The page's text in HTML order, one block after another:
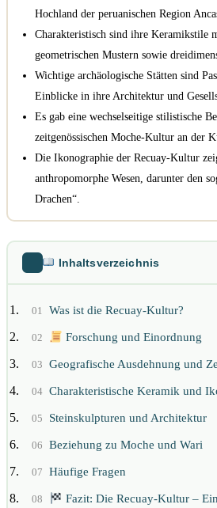
Hochland der peruanischen Region
Charakteristisch sind ihre Keramikstile
geometrischen Mustern sowie
Wichtige archäologische Stätten sind
Einblicke in ihre Architektur und
Es gab eine wechselseitige stilistische
zeitgenössischen Moche-Kultur an der
Die Ikonographie der Recuay-Kultur
anthropomorphe Wesen, darunter den
Drachen“.
Inhaltsverzeichnis
01 Was ist die Recuay-Kultur?
02 Forschung und Einordnung
03 Geografische Ausdehnung und
04 Charakteristische Keramik und
05 Steinskulpturen und Architektur
06 Beziehung zu Moche und Wari
07 Häufige Fragen
08
Fazit: Die Recuay-Kultur –